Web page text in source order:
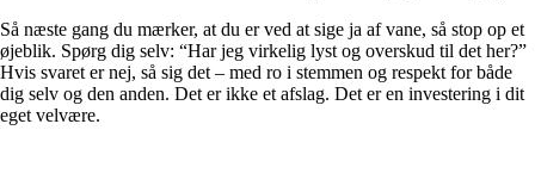
Så næste gang du mærker, at du er ved at sige ja af vane, så stop op et
øjeblik. Spørg dig selv: “Har jeg virkelig lyst og overskud til det her?”
Hvis svaret er nej, så sig det – med ro i stemmen og respekt for både
dig selv og den anden. Det er ikke et afslag. Det er en investering i dit
eget velvære.